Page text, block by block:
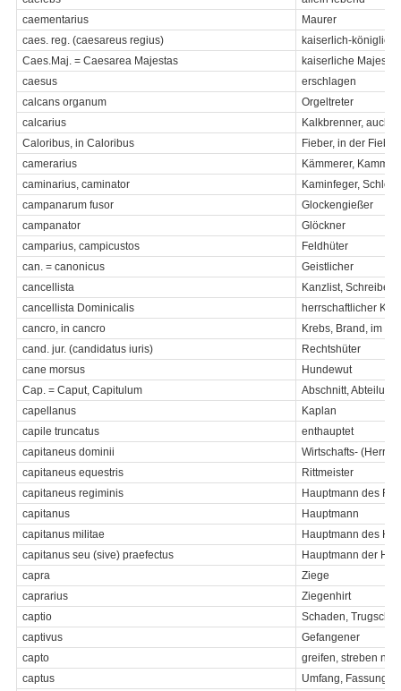
caementarius
Maurer
caes. reg. (caesareus regius)
kaiserlich-königlich
Caes.Maj. = Caesarea Majestas
kaiserliche Majestät
caesus
erschlagen
calcans organum
Orgeltreter
calcarius
Kalkbrenner, auch
Caloribus, in Caloribus
Fieber, in der
camerarius
Kämmerer,
caminarius, caminator
Kaminfeger,
campanarum fusor
Glockengießer
campanator
Glöckner
camparius, campicustos
Feldhüter
can. = canonicus
Geistlicher
cancellista
Kanzlist, Schreiber
cancellista Dominicalis
herrschaftlicher
cancro, in cancro
Krebs, Brand, im
cand. jur. (candidatus iuris)
Rechtshüter
cane morsus
Hundewut
Cap. = Caput, Capitulum
Abschnitt, Abteilung
capellanus
Kaplan
capile truncatus
enthauptet
capitaneus dominii
Wirtschafts-
capitaneus equestris
Rittmeister
capitaneus regiminis
Hauptmann des
capitanus
Hauptmann
capitanus militae
Hauptmann des
capitanus seu (sive) praefectus
Hauptmann der
capra
Ziege
caprarius
Ziegenhirt
captio
Schaden,
captivus
Gefangener
capto
greifen, streben
captus
Umfang,